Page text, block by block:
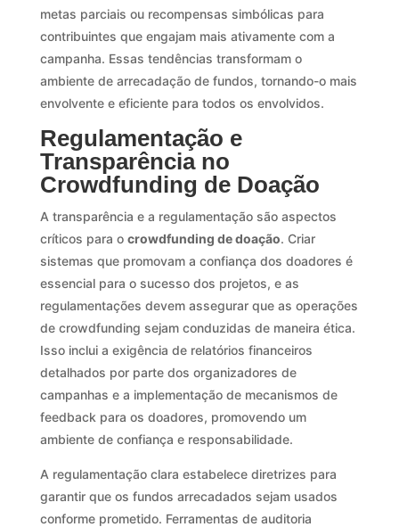
metas parciais ou recompensas simbólicas para
contribuintes que engajam mais ativamente com a
campanha. Essas tendências transformam o
ambiente de arrecadação de fundos, tornando-o mais
envolvente e eficiente para todos os envolvidos.
Regulamentação e
Transparência no
Crowdfunding de Doação
A transparência e a regulamentação são aspectos
críticos para o crowdfunding de doação. Criar
sistemas que promovam a confiança dos doadores é
essencial para o sucesso dos projetos, e as
regulamentações devem assegurar que as operações
de crowdfunding sejam conduzidas de maneira ética.
Isso inclui a exigência de relatórios financeiros
detalhados por parte dos organizadores de
campanhas e a implementação de mecanismos de
feedback para os doadores, promovendo um
ambiente de confiança e responsabilidade.
A regulamentação clara estabelece diretrizes para
garantir que os fundos arrecadados sejam usados
conforme prometido. Ferramentas de auditoria